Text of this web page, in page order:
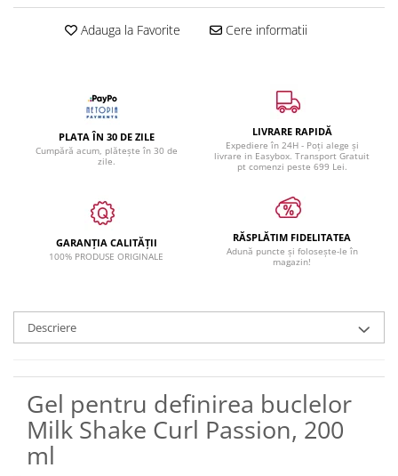
Adauga la Favorite Cere informatii
PLATA ÎN 30 DE ZILE
Cumpără acum, plătește în 30 de
zile.
LIVRARE RAPIDĂ
Expediere în 24H - Poți alege și
livrare in Easybox. Transport Gratuit
pt comenzi peste 699 Lei.
GARANȚIA CALITĂȚII
100% PRODUSE ORIGINALE
RĂSPLĂTIM FIDELITATEA
Adună puncte și folosește-le în
magazin!
Descriere
Gel pentru definirea buclelor
Milk Shake Curl Passion, 200
ml